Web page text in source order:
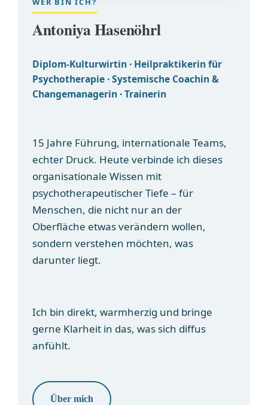
Antoniya Hasenöhrl
Diplom-Kulturwirtin · Heilpraktikerin für
Psychotherapie · Systemische Coachin &
Changemanagerin · Trainerin
15 Jahre Führung, internationale Teams,
echter Druck. Heute verbinde ich dieses
organisationale Wissen mit
psychotherapeutischer Tiefe – für
Menschen, die nicht nur an der
Oberfläche etwas verändern wollen,
sondern verstehen möchten, was
darunter liegt.
Ich bin direkt, warmherzig und bringe
gerne Klarheit in das, was sich diffus
anfühlt.
Über mich